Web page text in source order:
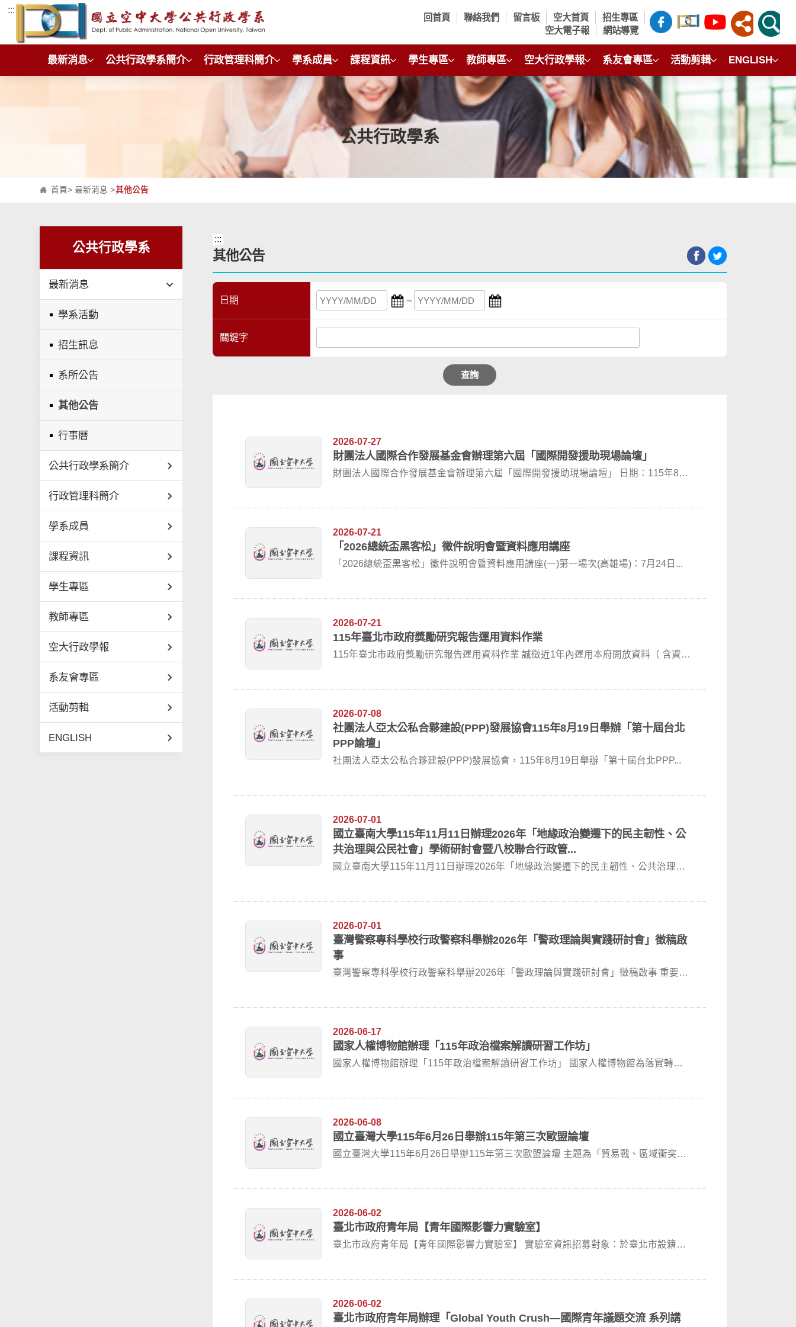
跳到主要內容區塊
:::
回首頁 聯絡我們 留言板 空大首頁
招生專區
空大電子報
網站導覽
最新消息 公共行政學系簡介 行政管理科簡介 學系成員 課程資訊 學生專區 教師專區 空大行政學報 系友會專區 活動剪輯 ENGLISH
公共行政學系
首頁>最新消息 >其他公告
公共行政學系
最新消息
學系活動
招生訊息
系所公告
其他公告
行事曆
公共行政學系簡介
行政管理科簡介
學系成員
課程資訊
學生專區
教師專區
空大行政學報
系友會專區
活動剪輯
ENGLISH
:::
其他公告
日期 ~
關鍵字
查詢
2026-07-27
財團法人國際合作發展基金會辦理第六屆「國際開發援助現場論壇」
財團法人國際合作發展基金會辦理第六屆「國際開發援助現場論壇」 日期：115年8月
2026-07-21
「2026總統盃黑客松」徵件說明會暨資料應用講座
「2026總統盃黑客松」徵件說明會暨資料應用講座(一)第一場次(高雄場)：7月24日...
2026-07-21
115年臺北市政府獎勵研究報告運用資料作業
115年臺北市政府獎勵研究報告運用資料作業 誠徵近1年內運用本府開放資料（ 含資料
2026-07-08
社團法人亞太公私合夥建設(PPP)發展協會115年8月19日舉辦「第十屆台北
PPP論壇」
社團法人亞太公私合夥建設(PPP)發展協會，115年8月19日舉辦「第十屆台北PPP...
2026-07-01
國立臺南大學115年11月11日辦理2026年「地緣政治變遷下的民主韌性、公
共治理與公民社會」學術研討會暨八校聯合行政管...
國立臺南大學115年11月11日辦理2026年「地緣政治變遷下的民主韌性、公共治理
2026-07-01
臺灣警察專科學校行政警察科舉辦2026年「警政理論與實踐研討會」徵稿啟
事
臺灣警察專科學校行政警察科舉辦2026年「警政理論與實踐研討會」徵稿啟事 重要日
2026-06-17
國家人權博物館辦理「115年政治檔案解讀研習工作坊」
國家人權博物館辦理「115年政治檔案解讀研習工作坊」 國家人權博物館為落實轉型
2026-06-08
國立臺灣大學115年6月26日舉辦115年第三次歐盟論壇
國立臺灣大學115年6月26日舉辦115年第三次歐盟論壇 主題為「貿易戰、區域衝突
2026-06-02
臺北市政府青年局【青年國際影響力實驗室】
臺北市政府青年局【青年國際影響力實驗室】 實驗室資訊招募對象：於臺北市設籍或
2026-06-02
臺北市政府青年局辦理「Global Youth Crush—國際青年議題交流 系列講